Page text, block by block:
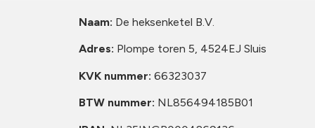
Naam: De heksenketel B.V.
Adres: Plompe toren 5, 4524EJ Sluis
KVK nummer: 66323037
BTW nummer: NL856494185B01